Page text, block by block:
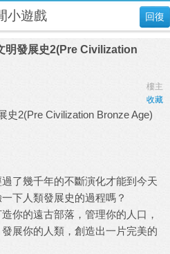
回復
小遊戲
明發展史2(Pre Civilization
樓主
收藏
史2(Pre Civilization Bronze Age)
了幾千年的不斷演化才能到今天
下人類發展史的過程嗎？
你的遠古部落，管理你的人口，
展你的人類，創造出一片完美的